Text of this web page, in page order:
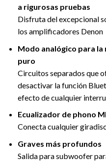
a rigurosas pruebas
Disfruta del excepcional
los amplificadores Denon
Modo analógico para
puro
Circuitos separados que
desactivar la función
efecto de cualquier
Ecualizador de phono
Conecta cualquier
Graves más profundos
Salida para subwoofer